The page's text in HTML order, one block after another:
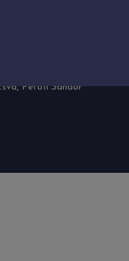
Zrt.
Petőfi Sándor